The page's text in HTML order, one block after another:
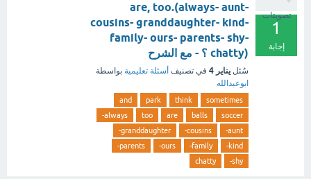
تصويتات
1
إجابة
are, too.(always- aunt-
cousins- granddaughter- kind-
family- ours- parents- shy-
chatty) ؟ - مع الشرح
سُئل يناير 4 في تصنيف أسئلة تعليمية بواسطة
ابوعبدالله
sometimes
think
park
and
soccer
balls
are
too
always-
aunt-
cousins-
granddaughter-
kind-
family-
ours-
parents-
shy-
chatty